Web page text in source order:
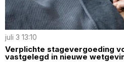
juli 3 13:10
Verplichte stagevergoeding
vastgelegd in nieuwe